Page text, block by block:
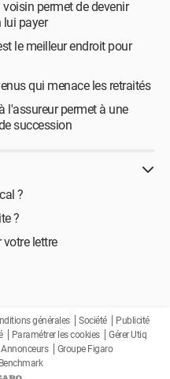
permet de devenir
lui payer
le meilleur endroit pour
qui menace les retraités
l'assureur permet à une
succession
?
?
lettre
générales Société
Publicité
Paramétrer les cookies
Gérer Utiq
Annonceurs
Groupe Figaro